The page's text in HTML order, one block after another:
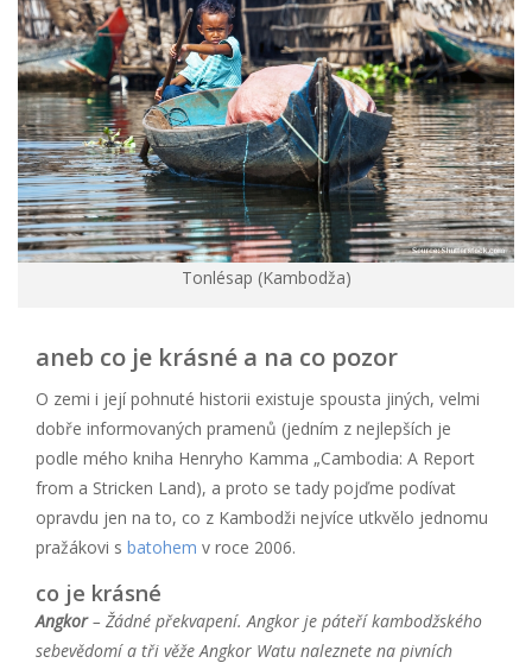
Tonlésap (Kambodža)
aneb co je krásné a na co pozor
O zemi i její pohnuté historii existuje spousta jiných, velmi
dobře informovaných pramenů (jedním z nejlepších je
podle mého kniha Henryho Kamma „Cambodia: A Report
from a Stricken Land), a proto se tady pojďme podívat
opravdu jen na to, co z Kambodži nejvíce utkvělo jednomu
pražákovi s batohem v roce 2006.
co je krásné
Angkor– Žádné překvapení. Angkor je páteří kambodžského
sebevědomí a tři věže Angkor Watu naleznete na pivních